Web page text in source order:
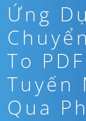
Ứng
To
Tuyến
Qua